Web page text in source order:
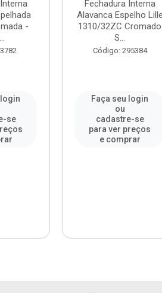
-
se
Fechadura Interna
Alavanca Espelho Lille
1310/32ZC Cromado
S...
Código: 295384
Faça seu login
ou
cadastre-se
para ver preços
e comprar